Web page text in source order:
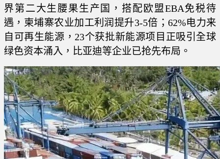
界第二大生腰果生产国，搭配欧盟EBA免税待
遇，柬埔寨农业加工利润提升3-5倍；62%电力来
自可再生能源，23个获批新能源项目正吸引全球
绿色资本涌入，比亚迪等企业已抢先布局。